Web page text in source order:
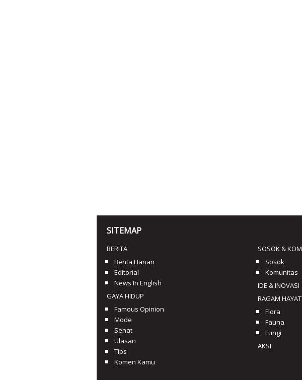
SITEMAP
BERITA
Berita Harian
Editorial
News In English
GAYA HIDUP
Famous Opinion
Mode
Sehat
Ulasan
Tips
Komen Kamu
SOSOK &
Sosok
Komunitas
IDE & INOVASI
RAGAM HAYATI
Flora
Fauna
Fungi
AKSI